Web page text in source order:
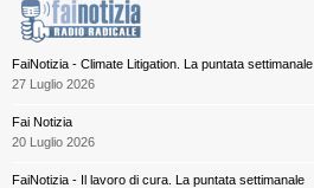
FaiNotizia - Climate Litigation. La puntata settimanale
27 Luglio 2026
Fai Notizia
20 Luglio 2026
FaiNotizia - Il lavoro di cura. La puntata settimanale